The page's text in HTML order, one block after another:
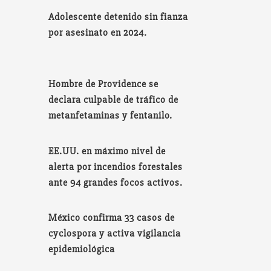
Adolescente detenido sin fianza
por asesinato en 2024.
Hombre de Providence se
declara culpable de tráfico de
metanfetaminas y fentanilo.
EE.UU. en máximo nivel de
alerta por incendios forestales
ante 94 grandes focos activos.
México confirma 33 casos de
cyclospora y activa vigilancia
epidemiológica